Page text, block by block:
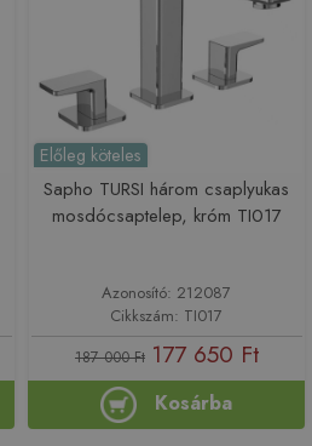
Előleg köteles
Sapho TURSI három csaplyukas
mosdócsaptelep, króm TI017
Azonosító: 212087
Cikkszám: TI017
187 000 Ft 177 650 Ft
Kosárba